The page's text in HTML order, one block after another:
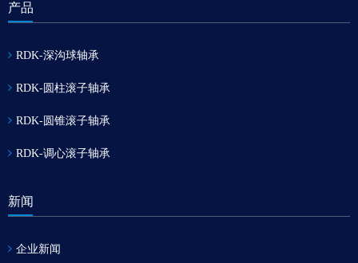
产品
RDK-深沟球轴承
RDK-圆柱滚子轴承
RDK-圆锥滚子轴承
RDK-调心滚子轴承
新闻
企业新闻